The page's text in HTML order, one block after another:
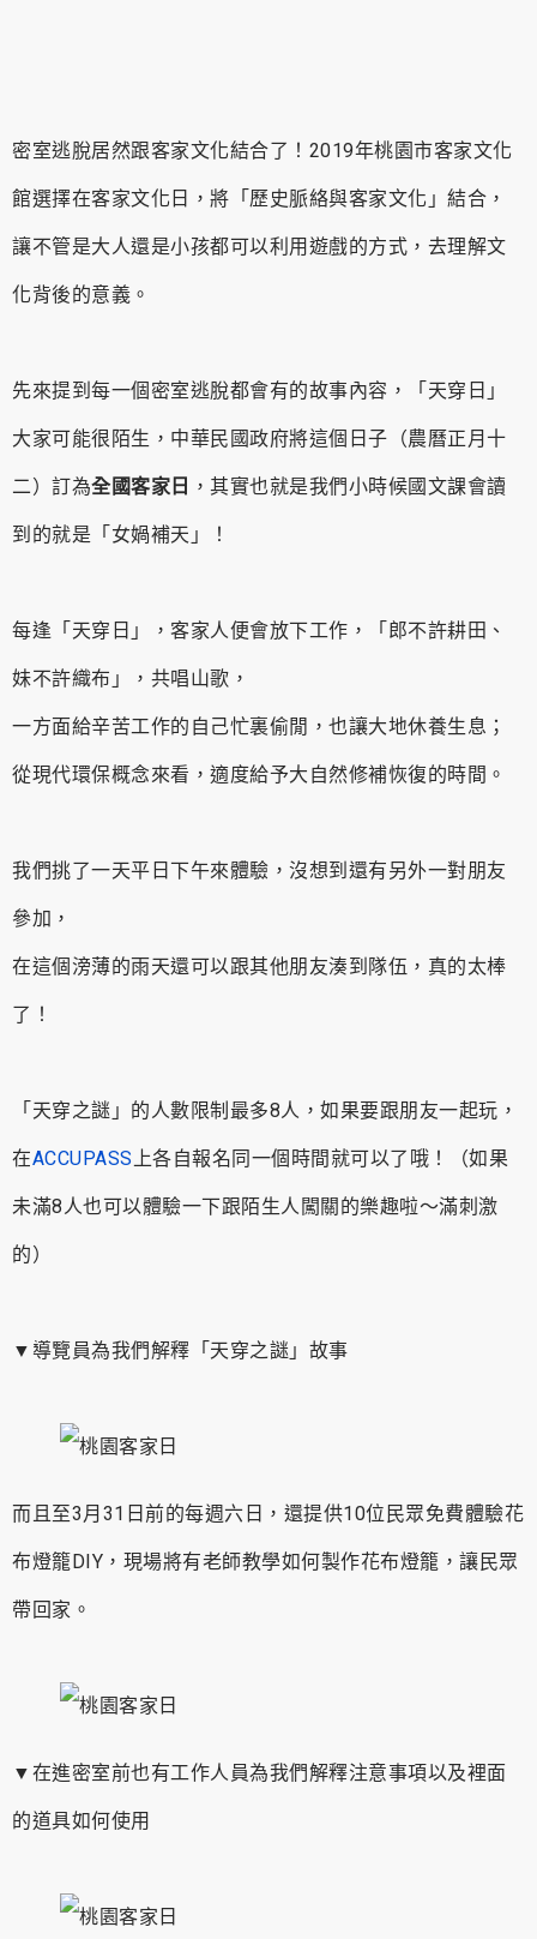
密室逃脫居然跟客家文化結合了！2019年桃園市客家文化
館選擇在客家文化日，將「歷史脈絡與客家文化」結合，
讓不管是大人還是小孩都可以利用遊戲的方式，去理解文
化背後的意義。
先來提到每一個密室逃脫都會有的故事內容，「天穿日」
大家可能很陌生，中華民國政府將這個日子（農曆正月十
二）訂為全國客家日 ，其實也就是我們小時候國文課會讀
到的就是「女媧補天」！
每逢「天穿日」，客家人便會放下工作，「郎不許耕田、
妹不許織布」，共唱山歌，
一方面給辛苦工作的自己忙裏偷閒，也讓大地休養生息；
從現代環保概念來看，適度給予大自然修補恢復的時間。
我們挑了一天平日下午來體驗，沒想到還有另外一對朋友
參加，
在這個滂薄的雨天還可以跟其他朋友湊到隊伍，真的太棒
了！
「天穿之謎」的人數限制最多8人，如果要跟朋友一起玩，
在ACCUPASS上各自報名同一個時間就可以了哦！（如果
未滿8人也可以體驗一下跟陌生人闖關的樂趣啦～滿刺激
的）
▼導覽員為我們解釋「天穿之謎」故事
而且至3月31日前的每週六日，還提供10位民眾免費體驗花
布燈籠DIY，現場將有老師教學如何製作花布燈籠，讓民眾
帶回家。
▼在進密室前也有工作人員為我們解釋注意事項以及裡面
的道具如何使用